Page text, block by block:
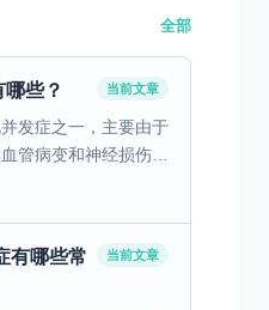
全部
些？ 当前文章
发症之一，主要由于
管病变和神经损伤。
其常见表现。患者常
有哪些常
当前文章